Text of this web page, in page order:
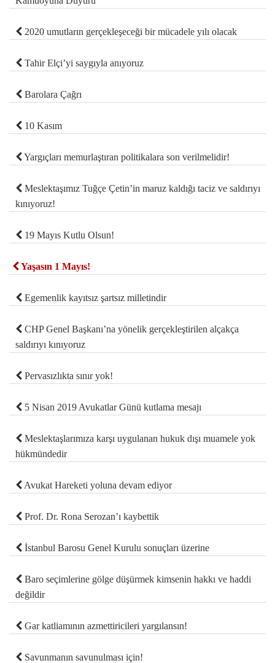
2020 umutların gerçekleşeceği bir mücadele yılı olacak
Tahir Elçi’yi saygıyla anıyoruz
Barolara Çağrı
10 Kasım
Yargıçları memurlaştıran politikalara son verilmelidir!
Meslektaşımız Tuğçe Çetin’in maruz kaldığı taciz ve saldırıyı
kınıyoruz!
19 Mayıs Kutlu Olsun!
Yaşasın 1 Mayıs!
Egemenlik kayıtsız şartsız milletindir
CHP Genel Başkanı’na yönelik gerçekleştirilen alçakça
saldırıyı kınıyoruz
Pervasızlıkta sınır yok!
5 Nisan 2019 Avukatlar Günü kutlama mesajı
Meslektaşlarımıza karşı uygulanan hukuk dışı muamele yok
hükmündedir
Avukat Hareketi yoluna devam ediyor
Prof. Dr. Rona Serozan’ı kaybettik
İstanbul Barosu Genel Kurulu sonuçları üzerine
Baro seçimlerine gölge düşürmek kimsenin hakkı ve haddi
değildir
Gar katliamının azmettiricileri yargılansın!
Savunmanın savunulması için!